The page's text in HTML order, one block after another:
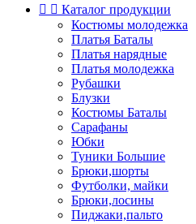
  Каталог продукции
Костюмы молодежка
Платья Баталы
Платья нарядные
Платья молодежка
Рубашки
Блузки
Костюмы Баталы
Сарафаны
Юбки
Туники Большие
Брюки,шорты
Футболки, майки
Брюки,лосины
Пиджаки,пальто